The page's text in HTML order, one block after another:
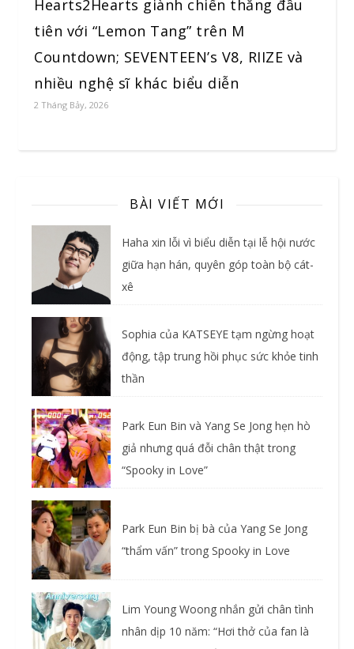
Hearts2Hearts giành chiến thắng đầu
tiên với “Lemon Tang” trên M
Countdown; SEVENTEEN’s V8, RIIZE và
nhiều nghệ sĩ khác biểu diễn
2 Tháng Bảy, 2026
BÀI VIẾT MỚI
Haha xin lỗi vì biểu diễn tại lễ hội nước
giữa hạn hán, quyên góp toàn bộ cát-
xê
Sophia của KATSEYE tạm ngừng hoạt
động, tập trung hồi phục sức khỏe tinh
thần
Park Eun Bin và Yang Se Jong hẹn hò
giả nhưng quá đỗi chân thật trong
“Spooky in Love”
Park Eun Bin bị bà của Yang Se Jong
“thẩm vấn” trong Spooky in Love
Lim Young Woong nhắn gửi chân tình
nhân dịp 10 năm: “Hơi thở của fan là